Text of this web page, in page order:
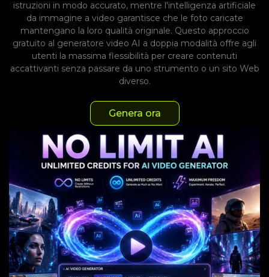
istruzioni in modo accurato, mentre l'intelligenza artificiale
da immagine a video garantisce che le foto caricate
mantengano la loro qualità originale. Questo approccio
gratuito al generatore video AI a doppia modalità offre agli
utenti la massima flessibilità per creare contenuti
accattivanti senza passare da uno strumento o un sito Web
diverso.
Genera ora